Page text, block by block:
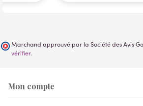
Marchand approuvé par la Société des Avis
vérifier.
Mon compte